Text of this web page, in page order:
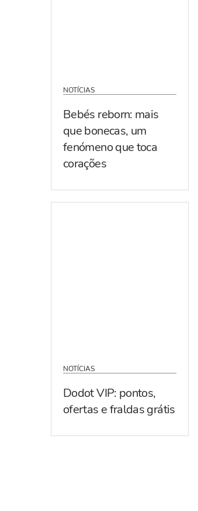
NOTÍCIAS
Bebés reborn: mais
que bonecas, um
fenómeno que toca
corações
NOTÍCIAS
Dodot VIP: pontos,
ofertas e fraldas grátis